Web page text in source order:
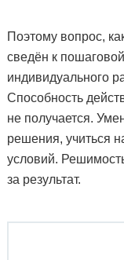
Поэтому вопрос,
сведён к
индивидуального
Способность
не получается.
решения, учиться
условий.
за результат.